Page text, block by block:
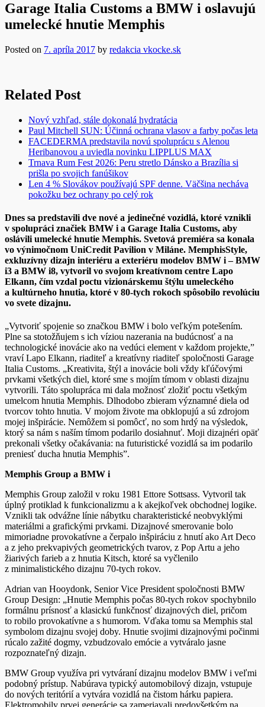
Garage Italia Customs a BMW i oslavujú
umelecké hnutie Memphis
Posted on 7. apríla 2017 by redakcia vkocke.sk
Related Post
Nový vzhľad, stále dokonalá hydratácia
Paul Mitchell SUN: Účinná ochrana vlasov a farby počas leta
FACEDERMA predstavila novú spoluprácu s Alenou
Heribanovou a uviedla novinku LIPPLUS MAX
Trnava Rum Fest 2026: Peru stretlo Dánsko a Brazília si
prišla po svojich fanúšikov
Len 4 % Slovákov používajú SPF denne. Väčšina necháva
pokožku bez ochrany po celý rok
Dnes sa predstavili dve nové a jedinečné vozidlá, ktoré vznikli
v spolupráci značiek BMW i a Garage Italia Customs, aby
oslávili umelecké hnutie Memphis. Svetová premiéra sa konala
vo výnimočnom UniCredit Pavilion v Miláne. MemphisStyle,
exkluzívny dizajn interiéru a exteriéru modelov BMW i – BMW
i3 a BMW i8, vytvoril vo svojom kreatívnom centre Lapo
Elkann, čím vzdal poctu vizionárskemu štýlu umeleckého
a kultúrneho hnutia, ktoré v 80-tych rokoch spôsobilo revolúciu
vo svete dizajnu.
„Vytvoriť spojenie so značkou BMW i bolo veľkým potešením.
Plne sa stotožňujem s ich víziou nazerania na budúcnosť a na
technologické inovácie ako na vedúci element v každom projekte,”
vraví Lapo Elkann, riaditeľ a kreatívny riaditeľ spoločnosti Garage
Italia Customs. „Kreativita, štýl a inovácie boli vždy kľúčovými
prvkami všetkých diel, ktoré sme s mojím tímom v oblasti dizajnu
vytvorili. Táto spolupráca mi dala možnosť zložiť poctu všetkým
umelcom hnutia Memphis. Dlhodobo zbieram významné diela od
tvorcov tohto hnutia. V mojom živote ma obklopujú a sú zdrojom
mojej inšpirácie. Nemôžem si pomôcť, no som hrdý na výsledok,
ktorý sa nám s naším tímom podarilo dosiahnuť. Moji dizajnéri opäť
prekonali všetky očakávania: na futuristické vozidlá sa im podarilo
preniesť ducha hnutia Memphis”.
Memphis Group a BMW i
Memphis Group založil v roku 1981 Ettore Sottsass. Vytvoril tak
úplný protiklad k funkcionalizmu a k akejkoľvek obchodnej logike.
Vznikli tak odvážne línie nábytku charakteristické neobvyklými
materiálmi a grafickými prvkami. Dizajnové smerovanie bolo
mimoriadne provokatívne a čerpalo inšpiráciu z hnutí ako Art Deco
a z jeho prekvapivých geometrických tvarov, z Pop Artu a jeho
žiarivých farieb a z hnutia Kitsch, ktoré sa vyčlenilo
z minimalistického dizajnu 70-tych rokov.
Adrian van Hooydonk, Senior Vice President spoločnosti BMW
Group Design: „Hnutie Memphis počas 80-tych rokov spochybnilo
formálnu prísnosť a klasickú funkčnosť dizajnových diel, pričom
to robilo provokatívne a s humorom. Vďaka tomu sa Memphis stal
symbolom dizajnu svojej doby. Hnutie svojimi dizajnovými počinmi
rúcalo zažité dogmy, vzbudzovalo emócie a vytváralo jasne
rozpoznateľný dizajn.
BMW Group využíva pri vytváraní dizajnu modelov BMW i veľmi
podobný prístup. Nabúrava typický automobilový dizajn, vstupuje
do nových teritórií a vytvára vozidlá na čistom hárku papiera.